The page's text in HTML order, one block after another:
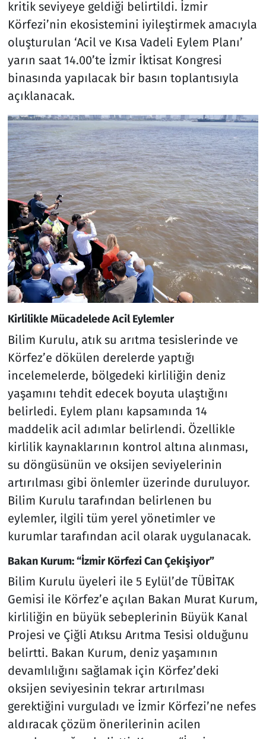
kritik seviyeye geldiği belirtildi. İzmir
Körfezi’nin ekosistemini iyileştirmek amacıyla
oluşturulan ‘Acil ve Kısa Vadeli Eylem Planı’
yarın saat 14.00’te İzmir İktisat Kongresi
binasında yapılacak bir basın toplantısıyla
açıklanacak.
Kirlilikle Mücadelede Acil Eylemler
Bilim Kurulu, atık su arıtma tesislerinde ve
Körfez’e dökülen derelerde yaptığı
incelemelerde, bölgedeki kirliliğin deniz
yaşamını tehdit edecek boyuta ulaştığını
belirledi. Eylem planı kapsamında 14
maddelik acil adımlar belirlendi. Özellikle
kirlilik kaynaklarının kontrol altına alınması,
su döngüsünün ve oksijen seviyelerinin
artırılması gibi önlemler üzerinde duruluyor.
Bilim Kurulu tarafından belirlenen bu
eylemler, ilgili tüm yerel yönetimler ve
kurumlar tarafından acil olarak uygulanacak.
Bakan Kurum: “İzmir Körfezi Can Çekişiyor”
Bilim Kurulu üyeleri ile 5 Eylül’de TÜBİTAK
Gemisi ile Körfez’e açılan Bakan Murat Kurum,
kirliliğin en büyük sebeplerinin Büyük Kanal
Projesi ve Çiğli Atıksu Arıtma Tesisi olduğunu
belirtti. Bakan Kurum, deniz yaşamının
devamlılığını sağlamak için Körfez’deki
oksijen seviyesinin tekrar artırılması
gerektiğini vurguladı ve İzmir Körfezi’ne nefes
aldıracak çözüm önerilerinin acilen